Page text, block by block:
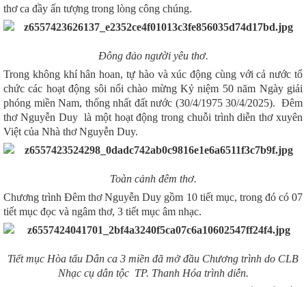
thơ ca đầy ấn tượng trong lòng công chúng.
Đông đảo người yêu thơ.
Trong không khí hân hoan, tự hào và xúc động cùng với cả nước tổ
chức các hoạt động sôi nổi chào mừng Kỷ niệm 50 năm Ngày giải
phóng miền Nam, thống nhất đất nước (30/4/1975 30/4/2025). Đêm
thơ Nguyễn Duy là một hoạt động trong chuỗi trình diễn thơ xuyên
Việt của Nhà thơ Nguyễn Duy.
Toàn cảnh đêm thơ.
Chương trình Đêm thơ Nguyễn Duy gồm 10 tiết mục, trong đó có 07
tiết mục đọc và ngâm thơ, 3 tiết mục âm nhạc.
Tiết mục Hòa tấu Dân ca 3 miền đã mở đầu Chương trình do CLB
Nhạc cụ dân tộc TP. Thanh Hóa trình diễn.